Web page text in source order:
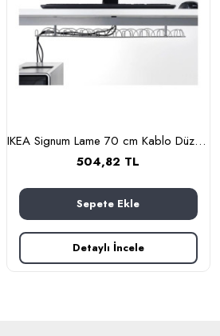
IKEA Signum Lame 70 cm Kablo Düzenleyici
504,82 TL
Sepete Ekle
Detaylı İncele